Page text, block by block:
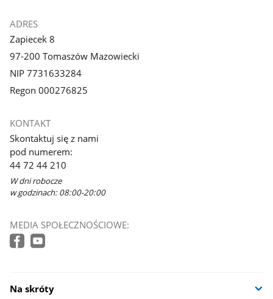
ADRES
Zapiecek 8
97-200 Tomaszów Mazowiecki
NIP 7731633284
Regon 000276825
KONTAKT
Skontaktuj się z nami
pod numerem:
44 72 44 210
W dni robocze
w godzinach: 08:00-20:00
MEDIA SPOŁECZNOŚCIOWE:
Na skróty